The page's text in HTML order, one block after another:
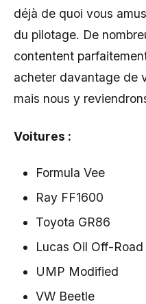
déjà de quoi vous
du pilotage. De
contentent
acheter davantage de
mais nous y
Voitures :
Formula Vee
Ray FF1600
Toyota GR86
Lucas Oil Off-
UMP Modified
VW Beetle